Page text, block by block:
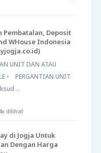
Pembatalan, Deposit
WHouse Indonesia
UNIT DAN ATAU
• PERGANTIAN UNIT
...
dilihat
di Jogja Untuk
Dengan Harga